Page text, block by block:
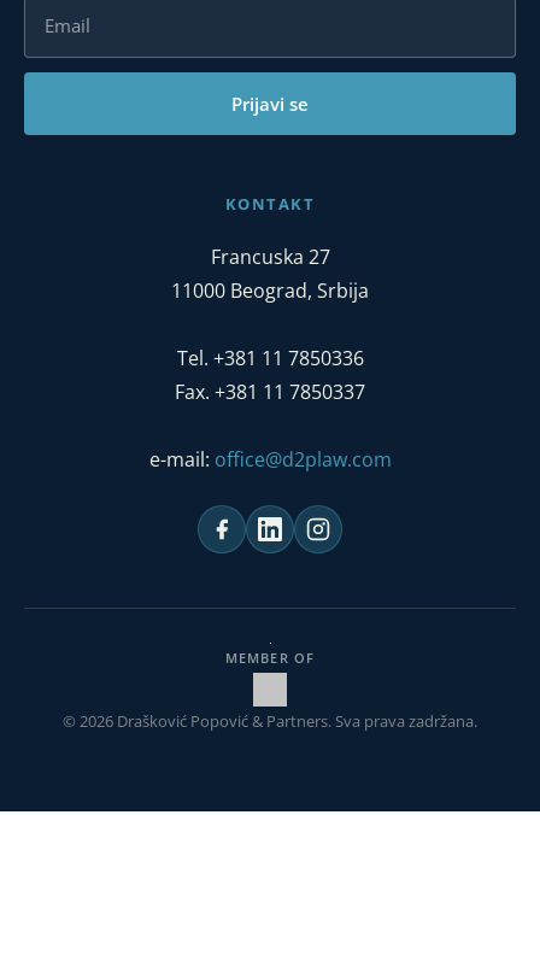
Prijavi se
KONTAKT
Francuska 27
11000 Beograd, Srbija
Tel. +381 11 7850336
Fax. +381 11 7850337
e-mail: office@d2plaw.com
MEMBER OF
© 2026 Drašković Popović & Partners. Sva prava zadržana.